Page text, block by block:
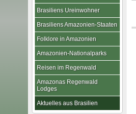
Brasiliens Ureinwohner
Brasiliens Amazonien-Staaten
Folklore in Amazonien
Amazonien-Nationalparks
Reisen im Regenwald
Amazonas Regenwald
Lodges
Aktuelles aus Brasilien